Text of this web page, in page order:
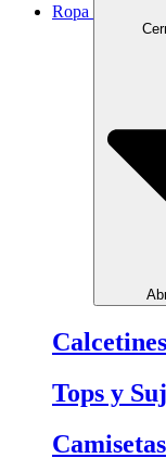
Ropa
Calcetines
Tops y
Camisetas